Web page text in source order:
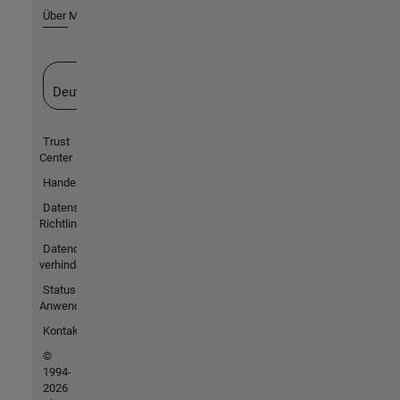
Über MathWorks
Deutschland
Trust
Center
Handelsmarken
Datenschutz-
Richtlinien
Datendiebstahl
verhindern
Status von
Anwendungen
Kontakt
©
1994-
2026